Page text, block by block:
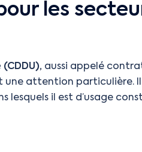
les
(CDDU), aussi appelé
une attention particulière.
lesquels il est d’usage